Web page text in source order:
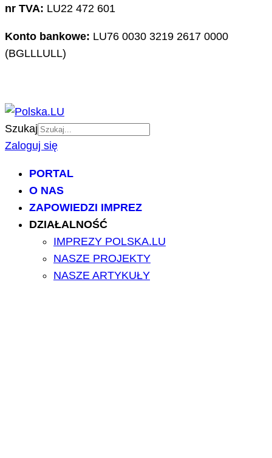
nr TVA: LU22 472 601
Konto bankowe: LU76 0030 3219 2617 0000
(BGLLLULL)
Szukaj
Zaloguj się
PORTAL
O NAS
ZAPOWIEDZI IMPREZ
DZIAŁALNOŚĆ
IMPREZY POLSKA.LU
NASZE PROJEKTY
NASZE ARTYKUŁY